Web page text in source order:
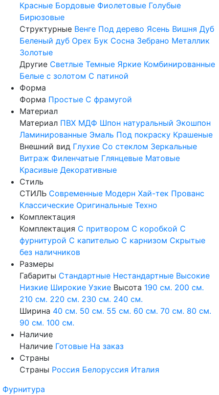
Красные Бордовые Фиолетовые Голубые
Бирюзовые
Структурные Венге Под дерево Ясень Вишня Дуб
Беленый дуб Орех Бук Сосна Зебрано Металлик
Золотые
Другие Светлые Темные Яркие Комбинированные
Белые с золотом С патиной
Форма
Форма Простые С фрамугой
Материал
Материал ПВХ МДФ Шпон натуральный Экошпон
Ламинированные Эмаль Под покраску Крашеные
Внешний вид Глухие Со стеклом Зеркальные
Витраж Филенчатые Глянцевые Матовые
Красивые Декоративные
Стиль
СТИЛЬ Современные Модерн Хай-тек Прованс
Классические Оригинальные Техно
Комплектация
Комплектация С притвором С коробкой С
фурнитурой С капителью С карнизом Скрытые
без наличников
Размеры
Габариты Стандартные Нестандартные Высокие
Низкие Широкие Узкие Высота 190 см. 200 см.
210 см. 220 см. 230 см. 240 см.
Ширина 40 см. 50 см. 55 см. 60 см. 70 см. 80 см.
90 см. 100 см.
Наличие
Наличие Готовые На заказ
Страны
Страны Россия Белоруссия Италия
Фурнитура